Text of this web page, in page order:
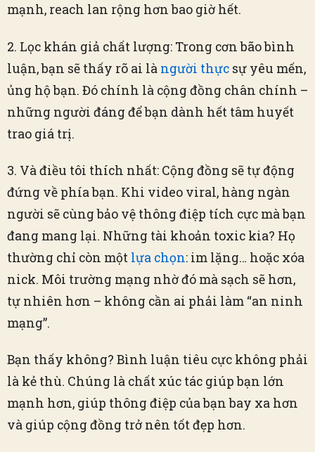
mạnh, reach lan rộng hơn bao giờ hết.
2. Lọc khán giả chất lượng: Trong cơn bão bình
luận, bạn sẽ thấy rõ ai là người thực sự yêu mến,
ủng hộ bạn. Đó chính là cộng đồng chân chính –
những người đáng để bạn dành hết tâm huyết
trao giá trị.
3. Và điều tôi thích nhất: Cộng đồng sẽ tự động
đứng về phía bạn. Khi video viral, hàng ngàn
người sẽ cùng bảo vệ thông điệp tích cực mà bạn
đang mang lại. Những tài khoản toxic kia? Họ
thường chỉ còn một lựa chọn: im lặng… hoặc xóa
nick. Môi trường mạng nhờ đó mà sạch sẽ hơn,
tự nhiên hơn – không cần ai phải làm “an ninh
mạng”.
Bạn thấy không? Bình luận tiêu cực không phải
là kẻ thù. Chúng là chất xúc tác giúp bạn lớn
mạnh hơn, giúp thông điệp của bạn bay xa hơn
và giúp cộng đồng trở nên tốt đẹp hơn.